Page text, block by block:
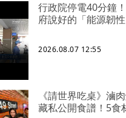
行政院停電40分鐘
府說好的「能源韌
2026.08.07 12:55
《請世界吃桌》滷
藏私公開食譜！5食